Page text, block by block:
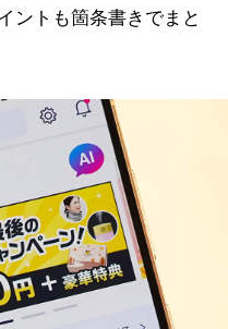
ントも箇条書きでまと